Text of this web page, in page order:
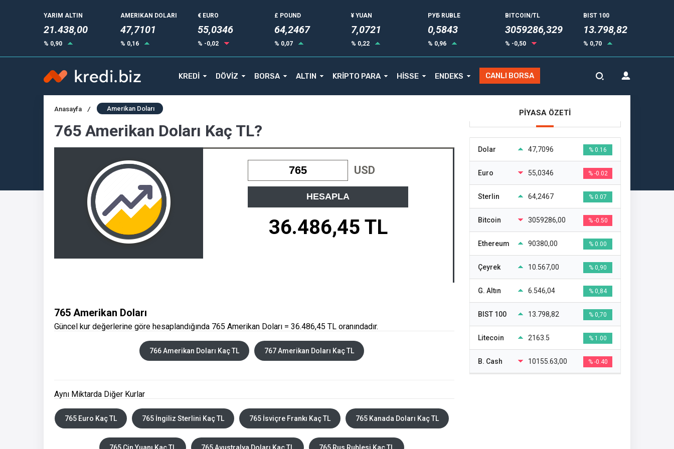
YARIM ALTIN
21.438,00
% 0,90
AMERIKAN DOLARI
47,7101
% 0,16
€ EURO
55,0346
% -0,02
£ POUND
64,2467
% 0,07
¥ YUAN
7,0721
% 0,22
РУБ RUBLE
0,5843
% 0,96
BITCOIN/TL
3059286,329
% -0,50
BIST 100
13.798,82
% 0,70
KREDİ DÖVİZ BORSA ALTIN KRİPTO PARA HİSSE ENDEKS CANLI BORSA
Anasayfa / Amerikan Doları
765 Amerikan Doları Kaç TL?
USD
HESAPLA
36.486,45 TL
765 Amerikan Doları
Güncel kur değerlerine göre hesaplandığında 765 Amerikan Doları = 36.486,45 TL oranındadır.
766 Amerikan Doları Kaç TL 767 Amerikan Doları Kaç TL
Aynı Miktarda Diğer Kurlar
765 Euro Kaç TL 765 İngiliz Sterlini Kaç TL 765 İsviçre Frankı Kaç TL 765 Kanada Doları Kaç TL
765 Çin Yuanı Kaç TL 765 Avustralya Doları Kaç TL 765 Rus Rublesi Kaç TL
PİYASA ÖZETİ
Dolar 47,7096 % 0.16
Euro 55,0346 % -0.02
Sterlin 64,2467 % 0.07
Bitcoin 3059286,00 % -0.50
Ethereum 90380,00 % 0.00
Çeyrek 10.567,00 % 0,90
G. Altın 6.546,04 % 0,84
BIST 100 13.798,82 % 0,70
Litecoin 2163.5 % 1.00
B. Cash 10155.63,00 % -0.40